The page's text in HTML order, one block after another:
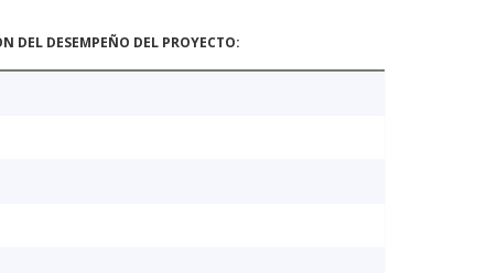
DEL DESEMPEÑO DEL PROYECTO: